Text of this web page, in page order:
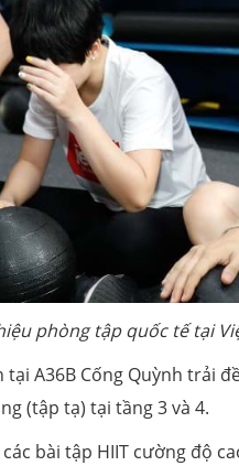
phòng tập quốc tế tại
A36B Cống Quỳnh trải
(tập tạ) tại tầng 3 và 4.
các bài tập HIIT cường độ